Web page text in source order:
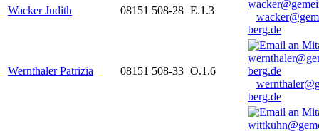
Wacker Judith 08151 508-28 E.1.3
berg.de
Wernthaler Patrizia 08151 508-33 O.1.6
berg.de